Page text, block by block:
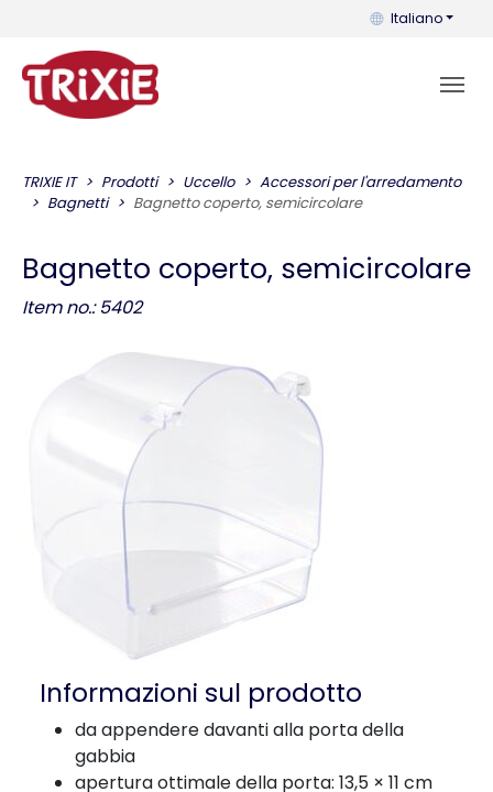
Puoi cambiare
Italiano
TRIXIE IT Prodotti Uccello
Accessori per l'arredamento
Bagnetti
Bagnetto coperto, semicircolare
Bagnetto coperto, semicircolare
Item no.: 5402
Informazioni sul prodotto
da appendere davanti alla porta della
gabbia
apertura ottimale della porta: 13,5 × 11 cm